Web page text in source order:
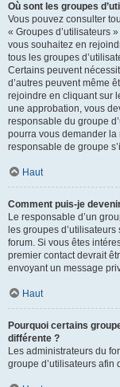
Où sont les groupes
Vous pouvez consulter
« Groupes d’utilisateurs
vous souhaitez en
tous les groupes
Certains peuvent
d’autres peuvent même
rejoindre en cliquant sur
une approbation, vous
responsable du groupe
pourra vous demander la
responsable de groupe
Haut
Comment puis-je
Le responsable d’un
les groupes
forum. Si vous êtes
premier contact devrait
envoyant un message
Haut
Pourquoi certains
différente ?
Les administrateurs du
groupe d’utilisateurs afin